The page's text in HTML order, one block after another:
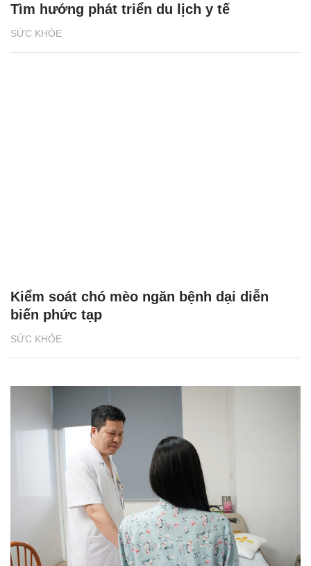
SỨC KHỎE
Tìm hướng phát triển du lịch y tế
SỨC KHỎE
Kiểm soát chó mèo ngăn bệnh dại diễn
biến phức tạp